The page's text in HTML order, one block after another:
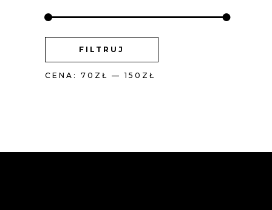
FILTRUJ
CENA: 70ZŁ — 150ZŁ